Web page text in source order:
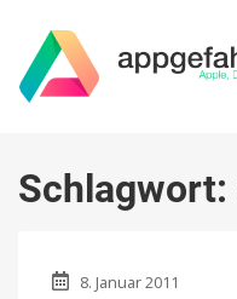
Schlagwort:
8. Januar 2011